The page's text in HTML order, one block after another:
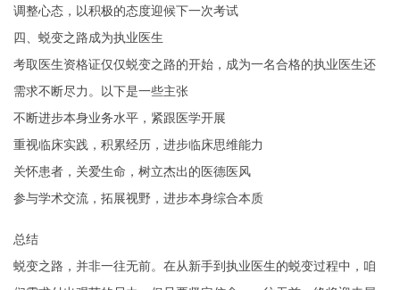
调整心态，以积极的态度迎候下一次考试
四、蜕变之路成为执业医生
考取医生资格证仅仅蜕变之路的开始，成为一名合格的执业医生还
需求不断尽力。以下是一些主张
不断进步本身业务水平，紧跟医学开展
重视临床实践，积累经历，进步临床思维能力
关怀患者，关爱生命，树立杰出的医德医风
参与学术交流，拓展视野，进步本身综合本质
总结
蜕变之路，并非一往无前。在从新手到执业医生的蜕变过程中，咱